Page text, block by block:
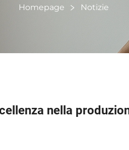
Homepage Notizie
nella